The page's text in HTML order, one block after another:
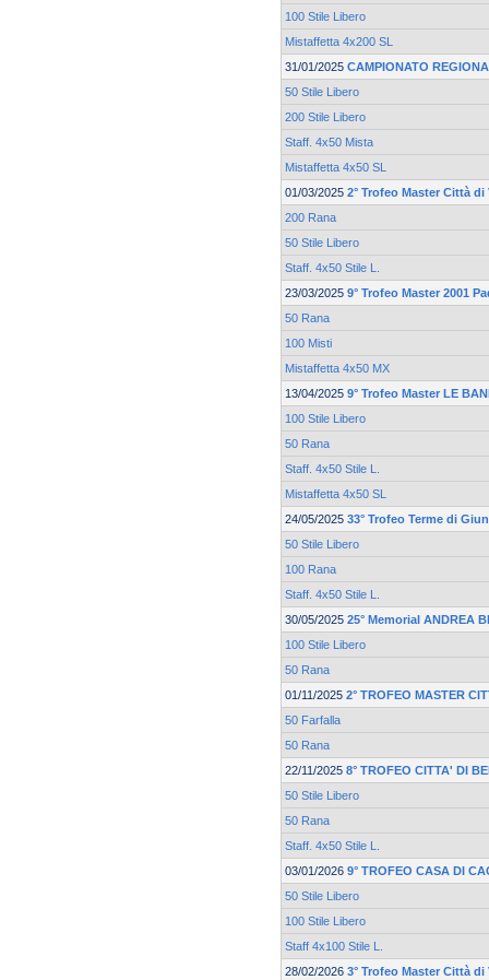
100 Stile Libero
Mistaffetta 4x200 SL
31/01/2025 CAMPIONATO
50 Stile Libero
200 Stile Libero
Staff. 4x50 Mista
Mistaffetta 4x50 SL
01/03/2025 2° Trofeo Master Città
200 Rana
50 Stile Libero
Staff. 4x50 Stile L.
23/03/2025 9° Trofeo Master 2001
50 Rana
100 Misti
Mistaffetta 4x50 MX
13/04/2025 9° Trofeo Master LE
100 Stile Libero
50 Rana
Staff. 4x50 Stile L.
Mistaffetta 4x50 SL
24/05/2025 33° Trofeo Terme di
50 Stile Libero
100 Rana
Staff. 4x50 Stile L.
30/05/2025 25° Memorial ANDREA
100 Stile Libero
50 Rana
01/11/2025 2° TROFEO MASTER
50 Farfalla
50 Rana
22/11/2025 8° TROFEO CITTA' DI
50 Stile Libero
50 Rana
Staff. 4x50 Stile L.
03/01/2026 9° TROFEO CASA DI
50 Stile Libero
100 Stile Libero
Staff 4x100 Stile L.
28/02/2026 3° Trofeo Master Città